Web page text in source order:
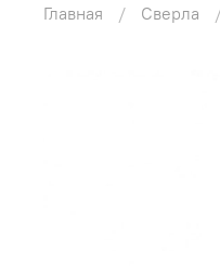
Главная Сверла